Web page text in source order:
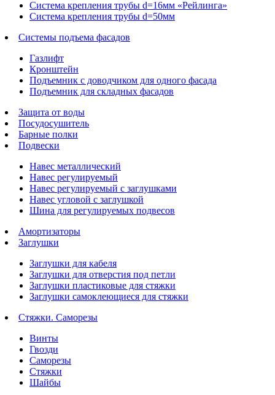
Система крепления трубы d=16мм «Рейлинга»
Система крепления трубы d=50мм
Системы подъема фасадов
Газлифт
Кронштейн
Подъемник с доводчиком для одного фасада
Подъемник для складных фасадов
Защита от воды
Посудосушитель
Барные полки
Подвески
Навес металлический
Навес регулируемый
Навес регулируемый с заглушками
Навес угловой с заглушкой
Шина для регулируемых подвесов
Амортизаторы
Заглушки
Заглушки для кабеля
Заглушки для отверстия под петли
Заглушки пластиковые для стяжки
Заглушки самоклеющиеся для стяжки
Стяжки. Саморезы
Винты
Гвозди
Саморезы
Стяжки
Шайбы